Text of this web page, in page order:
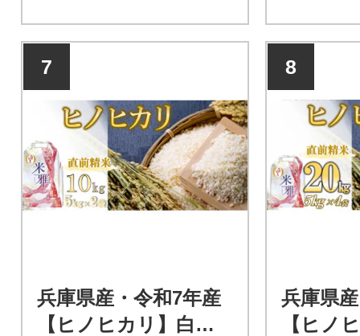
7
兵庫県産・令和7年産
【ヒノヒカリ】白
8
兵庫県
【ヒノ